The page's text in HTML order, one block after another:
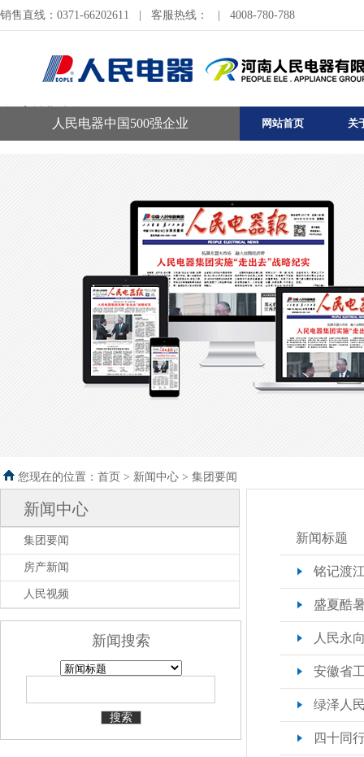
销售直线：0371-66202611 客服热线： 4008-780-788
人民电器中国500强企业 网站首页 关
您现在的位置：首页 > 新闻中心 > 集团要闻
新闻中心
集团要闻
房产新闻
人民视频
新闻搜索
搜索
新闻标题
铭记渡
盛夏酷
人民永
安徽省
绿泽人
四十同